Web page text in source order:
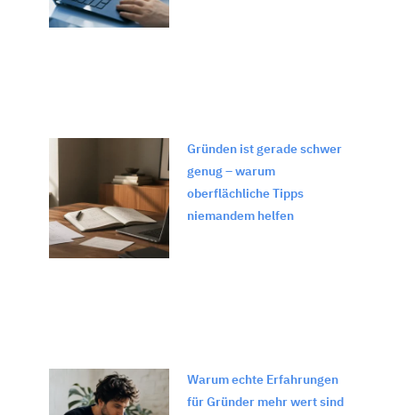
Gründen ist gerade schwer
genug – warum
oberflächliche Tipps
niemandem helfen
Warum echte Erfahrungen
für Gründer mehr wert sind